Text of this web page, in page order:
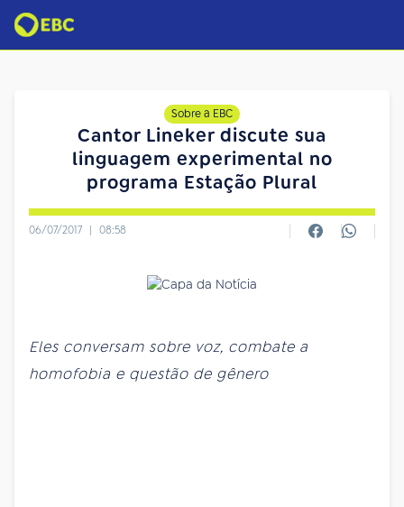
Sobre a EBC
Cantor Lineker discute sua
linguagem experimental no
programa Estação Plural
06/07/2017 | 08:58
Eles conversam sobre voz, combate a
homofobia e questão de gênero